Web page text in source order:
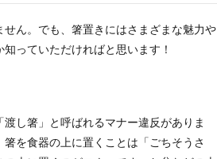
ん。でも、箸置きにはさまざまな魅力や
っていただければと思います！
し箸」と呼ばれるマナー違反がありま
を食器の上に置くことは「ごちそうさ